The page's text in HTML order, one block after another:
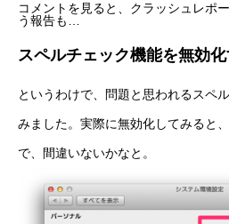
コメントを見ると、クラッシュレポ
う報告も…
スペルチェック機能を無効
というわけで、問題と思われるスペ
みました。実際に無効化してみると
で、間違いないかなと。